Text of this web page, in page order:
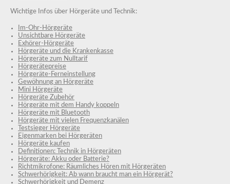
Wichtige Infos über Hörgeräte und Technik:
Im-Ohr-Hörgeräte
Unsichtbare Hörgeräte
Exhörer-Hörgeräte
Hörgeräte und die Krankenkasse
Hörgeräte zum Nulltarif
Hörgerätepreise
Hörgeräte-Ferneinstellung
Gewöhnung an Hörgeräte
Mini Hörgeräte
Hörgeräte Zubehör
Hörgeräte mit dem Handy koppeln
Hörgeräte mit Bluetooth
Hörgeräte mit vielen Frequenzkanälen
Testsieger Hörgeräte
Eigenmarken bei Hörgeräten
Hörgeräte kaufen
Definitionen: Technik in Hörgeräten
Hörgeräte: Akku oder Batterie?
Richtmikrofone: Räumliches Hören mit Hörgeräten
Schwerhörigkeit: Ab wann braucht man ein Hörgerät?
Schwerhörigkeit und Demenz